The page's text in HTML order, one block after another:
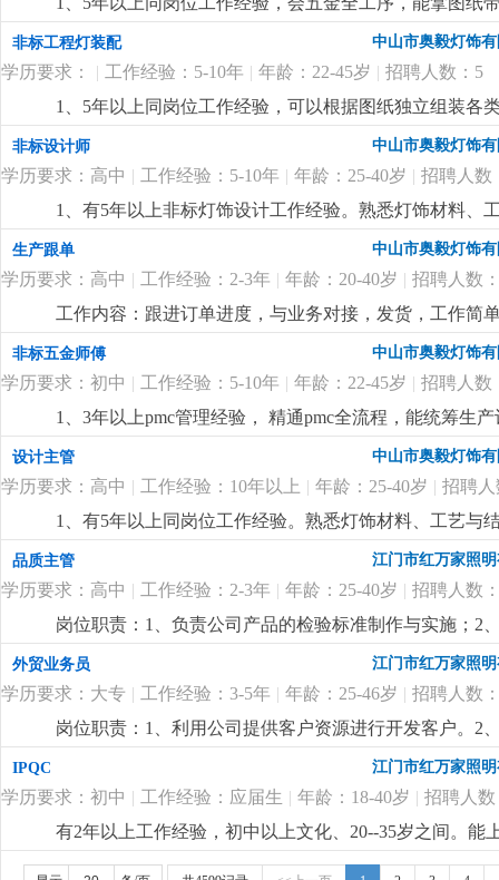
优先。语言能力：英语四级以上，具备较强的英语听说
流程者优先。技能素质：熟悉网络销售技巧，了解电子
4500-6000元/月+提成更详细...
度与加工质量。2、责任心强，服从性好，品质意识高
计划，能及时处理加工、装配过程中的技术问题。更详
非标工程灯装配 中山市奥毅灯饰
学历要求： | 工作经验：5-10年 | 年龄：22-45岁 | 招聘人数：5
1、5年以上同岗位工作经验，可以根据图纸独立组装各
装中的异常问题，能拿图纸带队完成项目灯具的组装。
识。
非标设计师 中山市奥毅灯饰
学历要求：高中 | 工作经验：5-10年 | 年龄：25-40岁 | 招聘人数
1、有5年以上非标灯饰设计工作经验。熟悉灯饰材料、
2、懂安规，精通 cad、3d max等设计软件，能独立完
项目进度，接受加班。
生产跟单 中山市奥毅灯饰
学历要求：高中 | 工作经验：2-3年 | 年龄：20-40岁 | 招聘人数
工作内容：跟进订单进度，与业务对接，发货，工作简
责任心强，能适应加班。更详细...
非标五金师傅 中山市奥毅灯饰
学历要求：初中 | 工作经验：5-10年 | 年龄：22-45岁 | 招聘人数
1、3年以上pmc管理经验， 精通pmc全流程，能统筹生
管理统筹、沟通协调、数据分析能力，能对接跨部门事
优先，熟练使用办公软件。
设计主管 中山市奥毅灯饰
学历要求：高中 | 工作经验：10年以上 | 年龄：25-40岁 | 招聘人
1、有5年以上同岗位工作经验。熟悉灯饰材料、工艺与
先。2、懂安规。精通 cad、3d max 等设计软件，能独
管控能力，能配合业务与客户对接各项目，并提供技术
品质主管 江门市红万家照
学历要求：高中 | 工作经验：2-3年 | 年龄：25-40岁 | 招聘人数
岗位职责：1、负责公司产品的检验标准制作与实施；2
与处理，必要时定期与供应商沟通，协助供应商建立完
管理工作经验。任职要求：1、高中以上学历，熟悉电
质主管管理工作经验;3、熟悉iso9001质量管理体系。实
题:4、熟练使用电脑办公软件。 更详细...
外贸业务员 江门市红万家照
学历要求：大专 | 工作经验：3-5年 | 年龄：25-46岁 | 招聘人数
岗位职责：1、利用公司提供客户资源进行开发客户。2
踪。任职要求：1、英语口语标准，口齿清楚，较强语
和责任感；3、会社媒拓客，有欧美东南亚风扇灯客户资
IPQC 江门市红万家照
学历要求：初中 | 工作经验：应届生 | 年龄：18-40岁 | 招聘人数
有2年以上工作经验，初中以上文化、20--35岁之间。
更详细...